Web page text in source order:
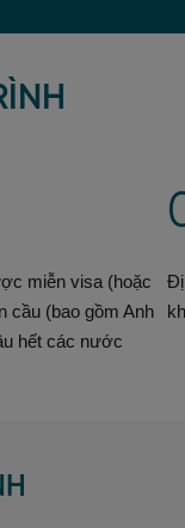
miễn visa (hoặc
cầu (bao gồm Anh
hết các nước